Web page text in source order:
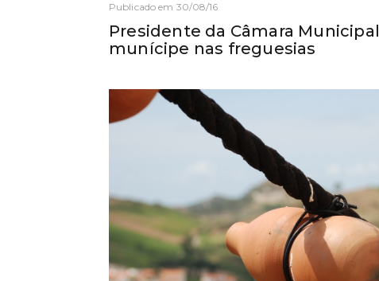
Publicado em 30/08/16
Presidente da Câmara
munícipe nas freguesias